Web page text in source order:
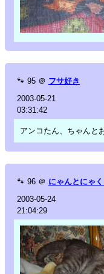
🐾 95 ＠ フサ好き
2003-05-21
03:31:42
アンコたん、ちゃんと
🐾 96 ＠ にゃんとにゃく
2003-05-24
21:04:29